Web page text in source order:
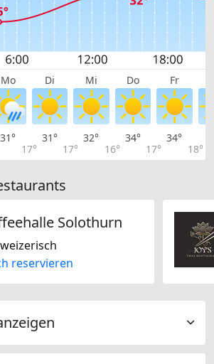
Mo Di Mi Do Fr
31°
17°
31°
17°
32°
16°
34°
17°
34°
18°
Solothurn
reservieren